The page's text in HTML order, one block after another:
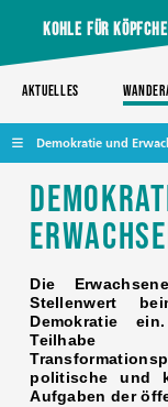
Kohle für
Aktuelles
Demokratie und
Die
Stellenwert
Demokratie
Teilhabe
politische und
Aufgaben der